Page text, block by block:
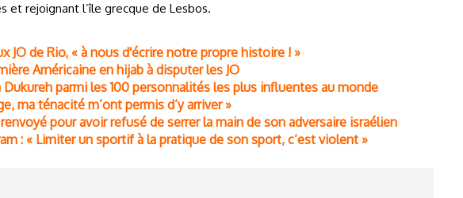
et rejoignant l’île grecque de Lesbos.
JO de Rio, « à nous d'écrire notre propre histoire ! »
Américaine en hijab à disputer les JO
Dukureh parmi les 100 personnalités les plus influentes au monde
ma ténacité m’ont permis d’y arriver »
renvoyé pour avoir refusé de serrer la main de son adversaire israélien
: « Limiter un sportif à la pratique de son sport, c’est violent »